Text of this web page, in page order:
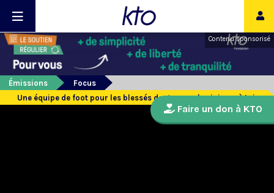
Contenu sponsorisé
Émissions
Focus
Une équipe de foot pour les blessés de guerre ukrainiens, à Lviv
Faire un don à KTO